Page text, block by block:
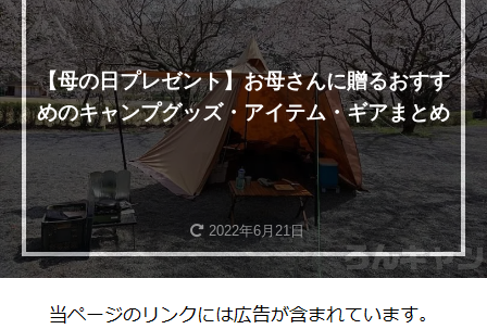
【母の日プレゼント】お母さんに贈るおすす
めのキャンプグッズ・アイテム・ギアまとめ
2022年6月21日